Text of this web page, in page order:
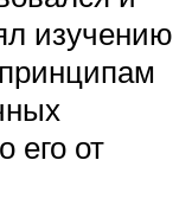
изучению
его от